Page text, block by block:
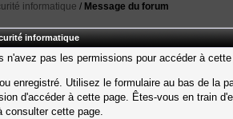
informatique / Message du forum
informatique
n'avez pas les permissions pour accéder à
enregistré. Utilisez le formulaire au bas de la
d'accéder à cette page. Êtes-vous en train
consulter cette page.